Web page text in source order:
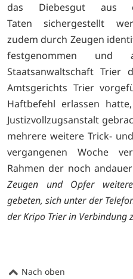
das Diebesgut aus
Taten sichergestellt
zudem durch Zeugen
festgenommen
Staatsanwaltschaft Trier
Amtsgerichts Trier
Haftbefehl erlassen
Justizvollzugsanstalt
mehrere weitere Trick-
vergangenen Woche
Rahmen der noch
Zeugen und Opfer
gebeten, sich unter der
der Kripo Trier in Verbindung
Nach oben